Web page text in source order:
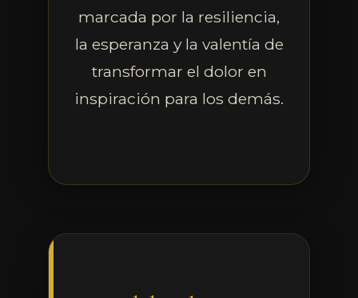
marcada por la resiliencia,
la esperanza y la valentía de
transformar el dolor en
inspiración para los demás.